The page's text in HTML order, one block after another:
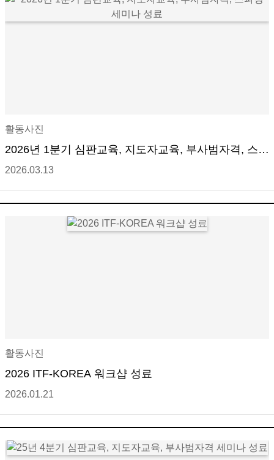
활동사진
2026년 1분기 심판교육, 지도자교육, 부사범자격, 스파
링 세미나 성료
2026.03.13
활동사진
2026 ITF-KOREA 워크샵 성료
2026.01.21